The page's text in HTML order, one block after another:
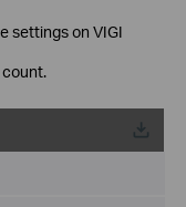
settings on VIGI
Về